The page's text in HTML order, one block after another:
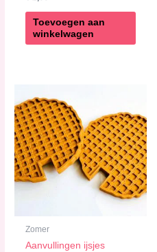
Toevoegen aan
winkelwagen
Zomer
Aanvullingen ijsjes